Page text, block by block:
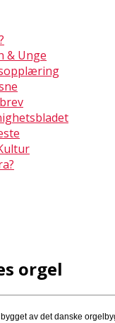
& Unge
orgel
av det danske